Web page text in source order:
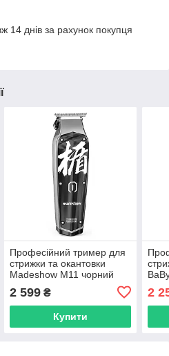
14 днів за рахунок покупця
Професійний тример для
стрижки та окантовки
Madeshow M11 чорний
2 599₴
Купити
2